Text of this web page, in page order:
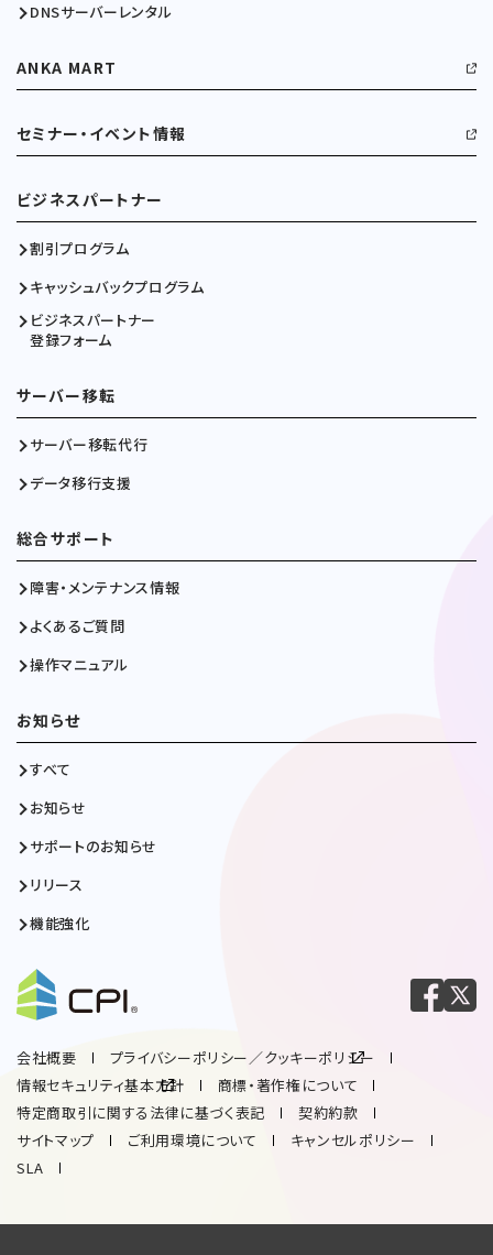
DNSサーバーレンタル
ANKA MART
セミナー・イベント情報
ビジネスパートナー
割引プログラム
キャッシュバックプログラム
ビジネスパートナー
登録フォーム
サーバー移転
サーバー移転代行
データ移行支援
総合サポート
障害・メンテナンス情報
よくあるご質問
操作マニュアル
お知らせ
すべて
お知らせ
サポートのお知らせ
リリース
機能強化
会社概要
プライバシーポリシー／クッキーポリシー
情報セキュリティ基本方針
商標・著作権について
特定商取引に関する法律に基づく表記
契約約款
サイトマップ
ご利用環境について
キャンセルポリシー
SLA